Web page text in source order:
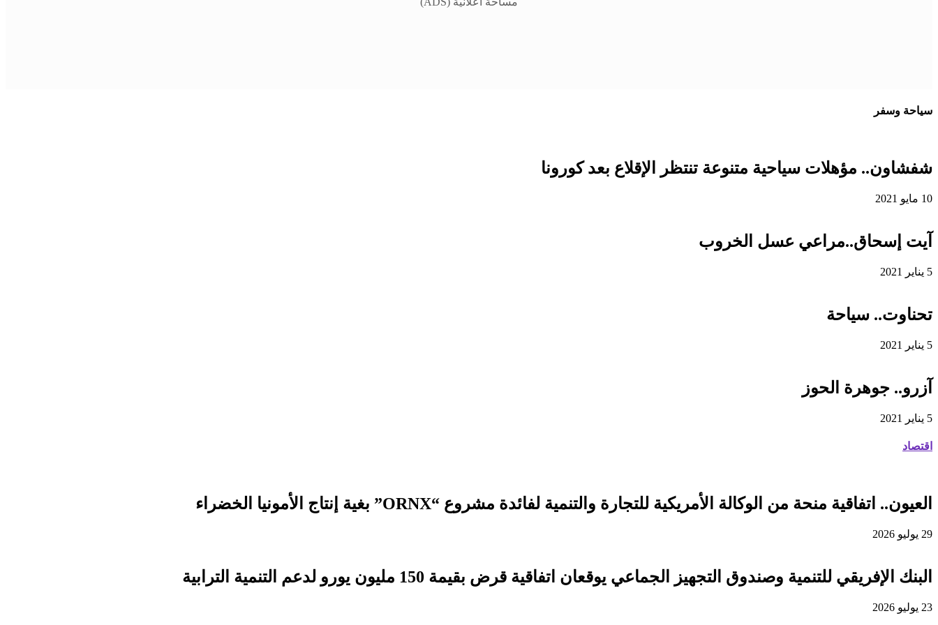
سياحة وسفر
شفشاون.. مؤهلات سياحية متنوعة تنتظر الإقلاع بعد كورونا
10 مايو 2021
آيت إسحاق..مراعي عسل الخروب
5 يناير 2021
تحناوت.. سياحة
5 يناير 2021
آزرو.. جوهرة الحوز
5 يناير 2021
اقتصاد
العيون.. اتفاقية منحة من الوكالة الأمريكية للتجارة والتنمية لفائدة مشروع “ORNX” بغية إنتاج الأمونيا الخضراء
29 يوليو 2026
البنك الإفريقي للتنمية وصندوق التجهيز الجماعي يوقعان اتفاقية قرض بقيمة 150 مليون يورو لدعم التنمية الترابية
23 يوليو 2026